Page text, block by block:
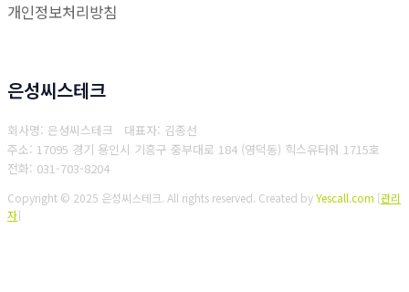
개인정보처리방침
은성씨스테크
회사명: 은성씨스테크 대표자: 김종선
주소: 17095 경기 용인시 기흥구 중부대로 184 (영덕동) 힉스유터워 1715호
전화: 031-703-8204
Copyright © 2025 은성씨스테크. All rights reserved. Created byYescall.com [관리
자]